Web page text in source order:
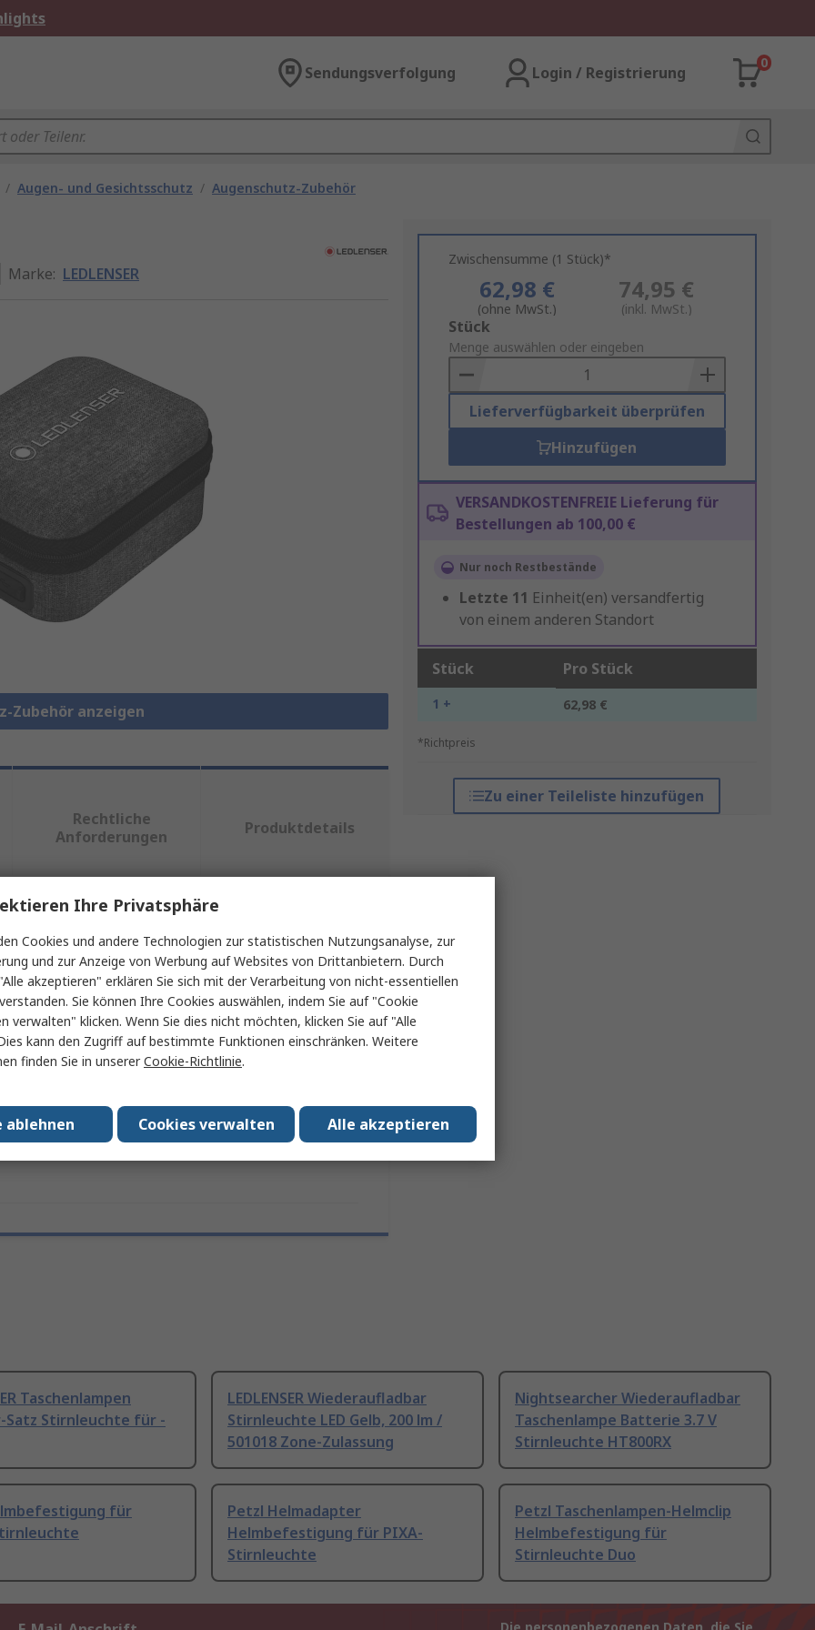
Sendungsverfolgung Login / Registrierung
0
/ Augen- und Gesichtsschutz / Augenschutz-Zubehör
Marke: LEDLENSER
Zubehör anzeigen
Zwischensumme (1 Stück)*
62,98 €
(ohne MwSt.)
74,95 €
(inkl. MwSt.)
Add
to
Basket
Stück
Menge auswählen oder eingeben
Lieferverfügbarkeit überprüfen
Hinzufügen
VERSANDKOSTENFREIE Lieferung für
Bestellungen ab 100,00 €
Nur noch Restbestände
Letzte 11 Einheit(en) versandfertig
von einem anderen Standort
Stück Pro Stück
1 + 62,98 €
*Richtpreis
Zu einer Teileliste hinzufügen
Rechtliche
Anforderungen
Produktdetails
oder mehrere Eigenschaften auswählen.
Wert
LEDLENSER
Brillenzubehör
Zulassungen No
Taschenlampen
Satz Stirnleuchte für -
LEDLENSER Wiederaufladbar
Stirnleuchte LED Gelb, 200 lm /
501018 Zone-Zulassung
Nightsearcher Wiederaufladbar
Taschenlampe Batterie 3.7 V
Stirnleuchte HT800RX
für
Petzl Helmadapter
Helmbefestigung für PIXA-
Stirnleuchte
Petzl Taschenlampen-Helmclip
Helmbefestigung für
Stirnleuchte Duo
Ihre Privatsphäre
Cookies und andere Technologien zur statistischen Nutzungsanalyse, zur
und zur Anzeige von Werbung auf Websites von Drittanbietern. Durch
akzeptieren" erklären Sie sich mit der Verarbeitung von nicht-essentiellen
Sie können Ihre Cookies auswählen, indem Sie auf "Cookie
verwalten" klicken. Wenn Sie dies nicht möchten, klicken Sie auf "Alle
kann den Zugriff auf bestimmte Funktionen einschränken. Weitere
finden Sie in unsererCookie-Richtlinie.
Alle akzeptieren
Cookies verwalten
ablehnen